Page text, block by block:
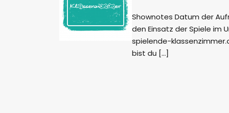
Shownotes Datum der
den Einsatz der Spiele im
spielende-
bist du […]